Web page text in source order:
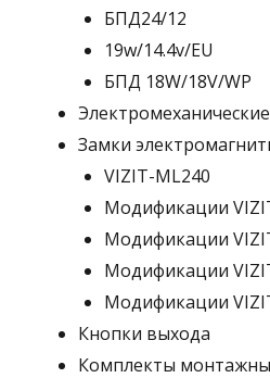
БПД24/12
19w/14.4v/EU
БПД 18W/18V/WP
Замки
VIZIT-ML240
Модификации
Модификации
Модификации
Модификации
Кнопки выхода
Комплекты